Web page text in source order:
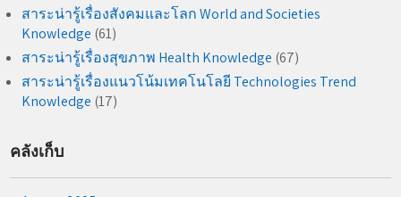
สาระน่ารู้เรื่องสังคมและโลก World and Societies
Knowledge (61)
สาระน่ารู้เรื่องสุขภาพ Health Knowledge (67)
สาระน่ารู้เรื่องแนวโน้มเทคโนโลยี Technologies Trend
Knowledge (17)
คลังเก็บ